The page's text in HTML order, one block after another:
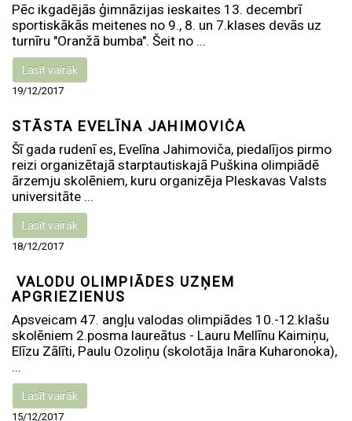
Pēc ikgadējās ģimnāzijas ieskaites 13. decembrī
sportiskākās meitenes no 9., 8. un 7.klases devās uz
turnīru "Oranžā bumba". Šeit no ...
Lasīt vairāk
19/12/2017
STĀSTA EVELĪNA JAHIMOVIČA
Šī gada rudenī es, Evelīna Jahimoviča, piedalījos pirmo
reizi organizētajā starptautiskajā Puškina olimpiādē
ārzemju skolēniem, kuru organizēja Pleskavas Valsts
universitāte ...
Lasīt vairāk
18/12/2017
VALODU OLIMPIĀDES UZŅEM
APGRIEZIENUS
Apsveicam 47. angļu valodas olimpiādes 10.-12.klašu
skolēniem 2.posma laureātus - Lauru Mellīnu Kaimiņu,
Elīzu Zālīti, Paulu Ozoliņu (skolotāja Ināra Kuharonoka),
...
Lasīt vairāk
15/12/2017